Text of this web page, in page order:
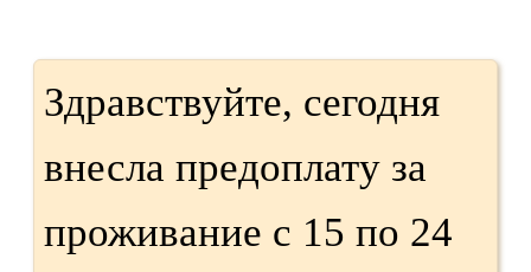
Здравствуйте, сегодня
внесла предоплату за
проживание с 15 по 24